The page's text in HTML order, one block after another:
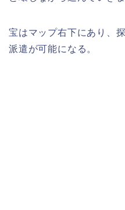
宝はマップ右下にあり、
派遣が可能になる。